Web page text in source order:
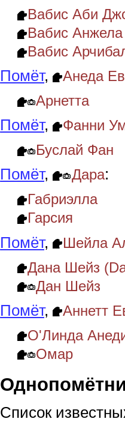
Вабис Аби
Вабис Анжела
Вабис
Помёт,
Анеда
Арнетта
Помёт,
Фанни
Буслай Фан
Помёт, Дара:
Габриэлла
Гарсия
Помёт,
Шейла
Дана Шейз
Дан Шейз
Помёт,
Аннетт
О'Линда
Омар
Список